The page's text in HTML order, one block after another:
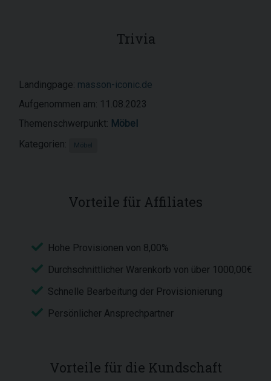
Trivia
Landingpage: masson-iconic.de
Aufgenommen am: 11.08.2023
Themenschwerpunkt: Möbel
Kategorien:
Möbel
Vorteile für Affiliates
Hohe Provisionen von 8,00%
Durchschnittlicher Warenkorb von über 1000,00€
Schnelle Bearbeitung der Provisionierung
Persönlicher Ansprechpartner
Vorteile für die Kundschaft